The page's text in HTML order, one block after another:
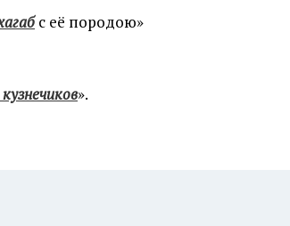
с её породою»
».